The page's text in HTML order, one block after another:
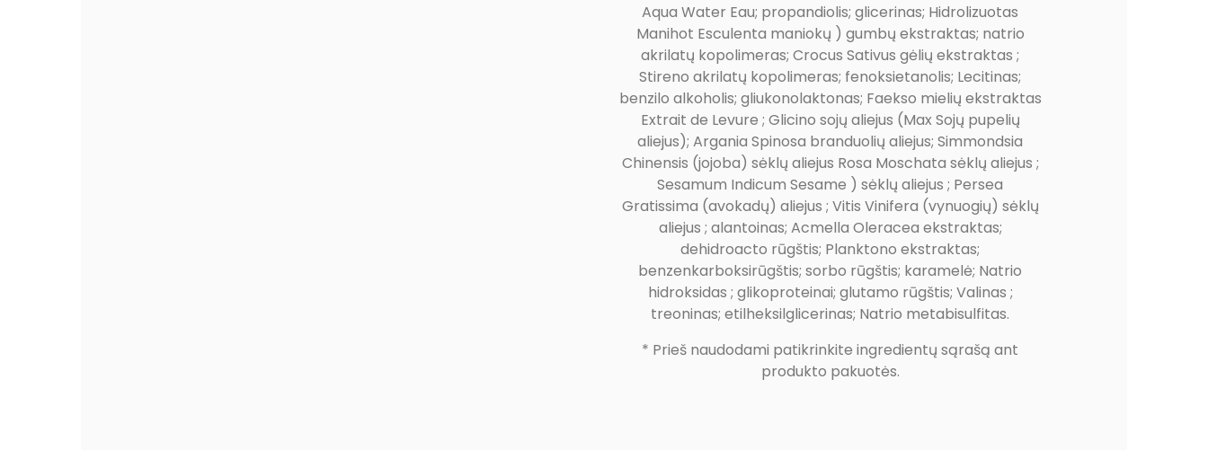
Aqua Water Eau; propandiolis; glicerinas; Hidrolizuotas
Manihot Esculenta maniokų ) gumbų ekstraktas; natrio
akrilatų kopolimeras; Crocus Sativus gėlių ekstraktas ;
Stireno akrilatų kopolimeras; fenoksietanolis; Lecitinas;
benzilo alkoholis; gliukonolaktonas; Faekso mielių ekstraktas
Extrait de Levure ; Glicino sojų aliejus (Max Sojų pupelių
aliejus); Argania Spinosa branduolių aliejus; Simmondsia
Chinensis (jojoba) sėklų aliejus Rosa Moschata sėklų aliejus ;
Sesamum Indicum Sesame ) sėklų aliejus ; Persea
Gratissima (avokadų) aliejus ; Vitis Vinifera (vynuogių) sėklų
aliejus ; alantoinas; Acmella Oleracea ekstraktas;
dehidroacto rūgštis; Planktono ekstraktas;
benzenkarboksirūgštis; sorbo rūgštis; karamelė; Natrio
hidroksidas ; glikoproteinai; glutamo rūgštis; Valinas ;
treoninas; etilheksilglicerinas; Natrio metabisulfitas.
* Prieš naudodami patikrinkite ingredientų sąrašą ant
produkto pakuotės.